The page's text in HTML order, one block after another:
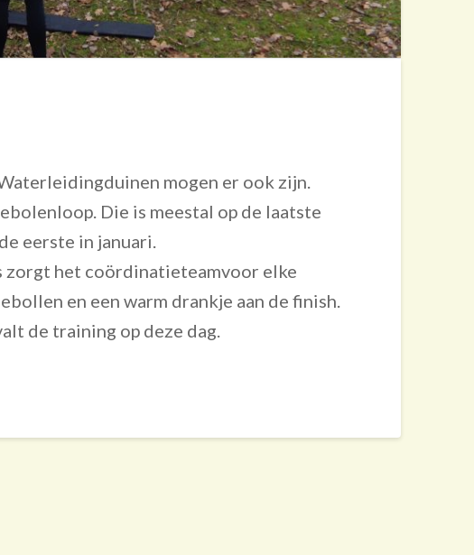
mogen er ook zijn.
Die is meestal op de laatste
eerste in januari.
het coördinatieteamvoor elke
en een warm drankje aan de finish.
de training op deze dag.